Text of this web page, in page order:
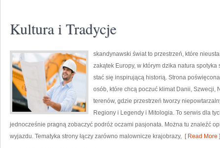
Kultura i Tradycje
skandynawski świat to przestrzeń, które
zakątek Europy, w którym dzika natura
stać się inspirującą historią. Strona
osób, które chcą poczuć klimat Danii, Szwecji,
terenów, gdzie przestrzeń tworzy
Regiony i Legendy i Mitologia. To serwis dla
jednocześnie pragną zobaczyć podróż oczami pasjonata. Można tu znaleźć
wyjazdu. Tematyka strony łączy zarówno malownicze krajobrazy, [ Read More ]